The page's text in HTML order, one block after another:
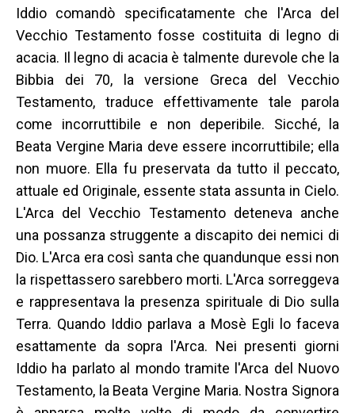
Iddio comandò specificatamente che l'Arca del
Vecchio Testamento fosse costituita di legno di
acacia. Il legno di acacia è talmente durevole che la
Bibbia dei 70, la versione Greca del Vecchio
Testamento, traduce effettivamente tale parola
come incorruttibile e non deperibile. Sicché, la
Beata Vergine Maria deve essere incorruttibile; ella
non muore. Ella fu preservata da tutto il peccato,
attuale ed Originale, essente stata assunta in Cielo.
L'Arca del Vecchio Testamento deteneva anche
una possanza struggente a discapito dei nemici di
Dio. L'Arca era così santa che quandunque essi non
la rispettassero sarebbero morti. L'Arca sorreggeva
e rappresentava la presenza spirituale di Dio sulla
Terra. Quando Iddio parlava a Mosè Egli lo faceva
esattamente da sopra l'Arca. Nei presenti giorni
Iddio ha parlato al mondo tramite l'Arca del Nuovo
Testamento, la Beata Vergine Maria. Nostra Signora